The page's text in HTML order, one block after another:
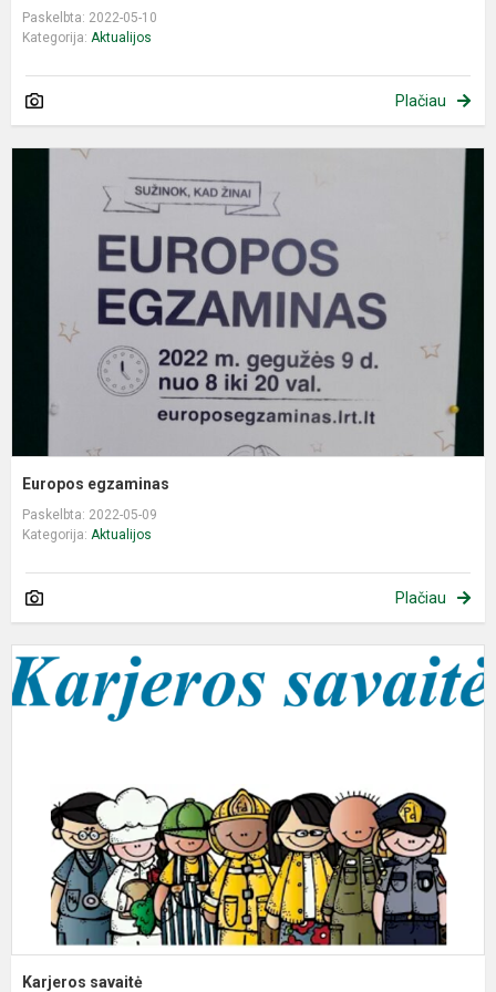
Paskelbta: 2022-05-10
Kategorija: Aktualijos
Plačiau
Europos egzaminas
Paskelbta: 2022-05-09
Kategorija: Aktualijos
Plačiau
Karjeros savaitė